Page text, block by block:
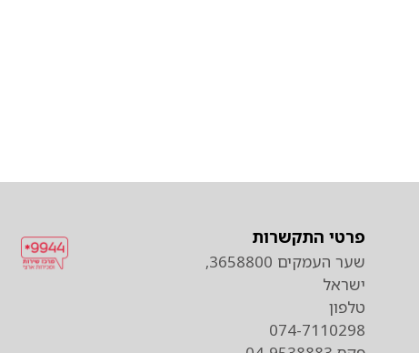
פרטי התקשרות
שער העמקים 3658800,
ישראל
טלפון
074-7110298